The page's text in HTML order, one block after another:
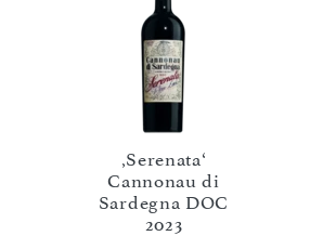
‚Serenata‘
Cannonau di
Sardegna DOC
2023